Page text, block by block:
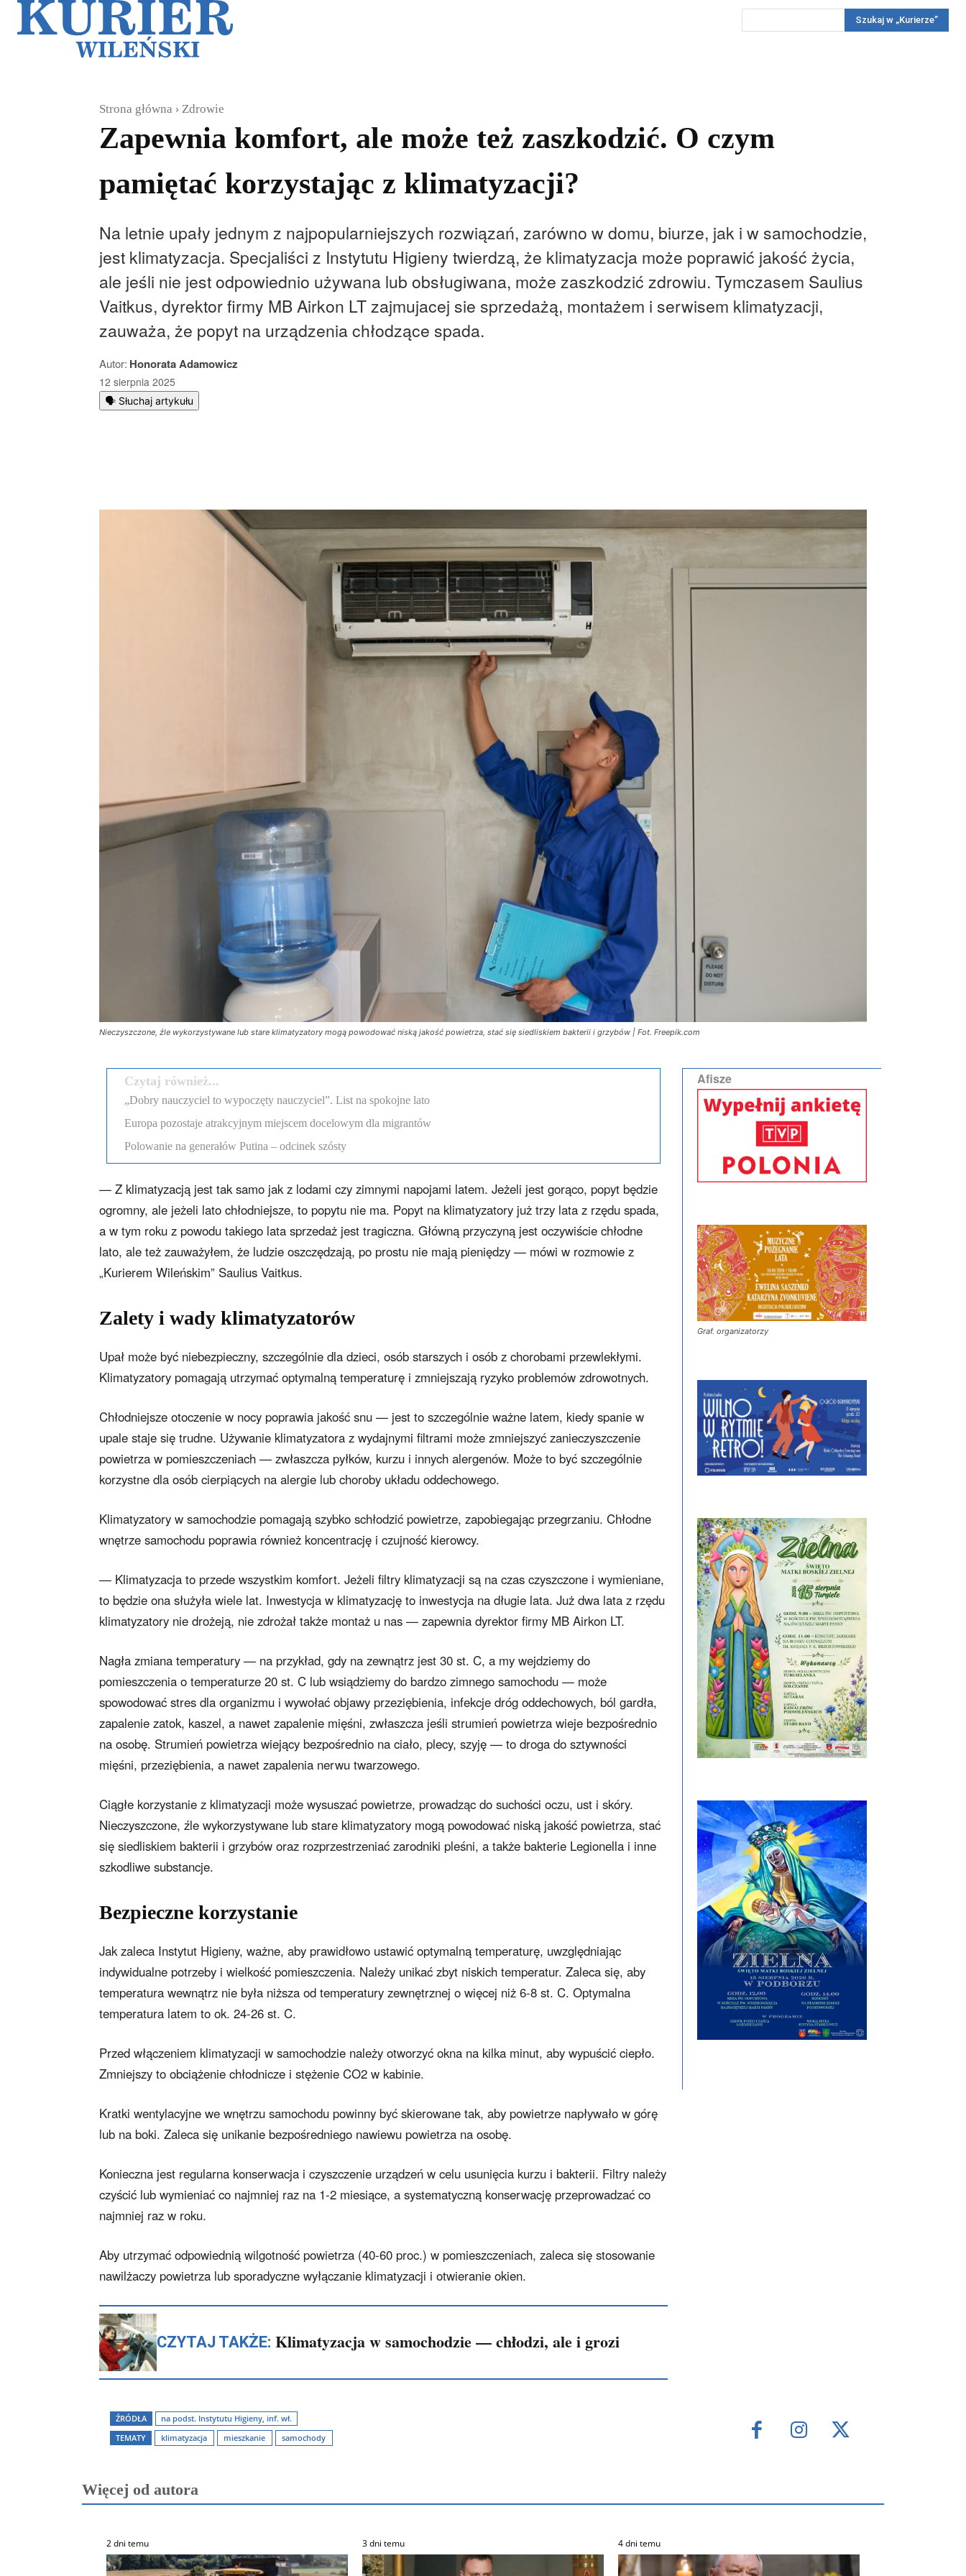
Reportaż KonkursyWięcej
Szukaj w „Kurierze”
Strona główna Zdrowie
Zapewnia komfort, ale może też zaszkodzić. O czym
pamiętać korzystając z klimatyzacji?
Na letnie upały jednym z najpopularniejszych rozwiązań, zarówno w domu, biurze, jak i w samochodzie,
jest klimatyzacja. Specjaliści z Instytutu Higieny twierdzą, że klimatyzacja może poprawić jakość życia,
ale jeśli nie jest odpowiednio używana lub obsługiwana, może zaszkodzić zdrowiu. Tymczasem Saulius
Vaitkus, dyrektor firmy MB Airkon LT zajmujacej sie sprzedażą, montażem i serwisem klimatyzacji,
zauważa, że popyt na urządzenia chłodzące spada.
Autor: Honorata Adamowicz
12 sierpnia 2025
🗣️ Słuchaj artykułu
Nieczyszczone, źle wykorzystywane lub stare klimatyzatory mogą powodować niską jakość powietrza, stać się siedliskiem bakterii i grzybów | Fot. Freepik.com
Czytaj również...
„Dobry nauczyciel to wypoczęty nauczyciel”. List na spokojne lato
Europa pozostaje atrakcyjnym miejscem docelowym dla migrantów
Polowanie na generałów Putina – odcinek szósty
— Z klimatyzacją jest tak samo jak z lodami czy zimnymi napojami latem. Jeżeli jest gorąco, popyt będzie
ogromny, ale jeżeli lato chłodniejsze, to popytu nie ma. Popyt na klimatyzatory już trzy lata z rzędu spada,
a w tym roku z powodu takiego lata sprzedaż jest tragiczna. Główną przyczyną jest oczywiście chłodne
lato, ale też zauważyłem, że ludzie oszczędzają, po prostu nie mają pieniędzy — mówi w rozmowie z
„Kurierem Wileńskim” Saulius Vaitkus.
Zalety i wady klimatyzatorów
Upał może być niebezpieczny, szczególnie dla dzieci, osób starszych i osób z chorobami przewlekłymi.
Klimatyzatory pomagają utrzymać optymalną temperaturę i zmniejszają ryzyko problemów zdrowotnych.
Chłodniejsze otoczenie w nocy poprawia jakość snu — jest to szczególnie ważne latem, kiedy spanie w
upale staje się trudne. Używanie klimatyzatora z wydajnymi filtrami może zmniejszyć zanieczyszczenie
powietrza w pomieszczeniach — zwłaszcza pyłków, kurzu i innych alergenów. Może to być szczególnie
korzystne dla osób cierpiących na alergie lub choroby układu oddechowego.
Klimatyzatory w samochodzie pomagają szybko schłodzić powietrze, zapobiegając przegrzaniu. Chłodne
wnętrze samochodu poprawia również koncentrację i czujność kierowcy.
— Klimatyzacja to przede wszystkim komfort. Jeżeli filtry klimatyzacji są na czas czyszczone i wymieniane,
to będzie ona służyła wiele lat. Inwestycja w klimatyzację to inwestycja na długie lata. Już dwa lata z rzędu
klimatyzatory nie drożeją, nie zdrożał także montaż u nas — zapewnia dyrektor firmy MB Airkon LT.
Nagła zmiana temperatury — na przykład, gdy na zewnątrz jest 30 st. C, a my wejdziemy do
pomieszczenia o temperaturze 20 st. C lub wsiądziemy do bardzo zimnego samochodu — może
spowodować stres dla organizmu i wywołać objawy przeziębienia, infekcje dróg oddechowych, ból gardła,
zapalenie zatok, kaszel, a nawet zapalenie mięśni, zwłaszcza jeśli strumień powietrza wieje bezpośrednio
na osobę. Strumień powietrza wiejący bezpośrednio na ciało, plecy, szyję — to droga do sztywności
mięśni, przeziębienia, a nawet zapalenia nerwu twarzowego.
Ciągłe korzystanie z klimatyzacji może wysuszać powietrze, prowadząc do suchości oczu, ust i skóry.
Nieczyszczone, źle wykorzystywane lub stare klimatyzatory mogą powodować niską jakość powietrza, stać
się siedliskiem bakterii i grzybów oraz rozprzestrzeniać zarodniki pleśni, a także bakterie Legionella i inne
szkodliwe substancje.
Bezpieczne korzystanie
Jak zaleca Instytut Higieny, ważne, aby prawidłowo ustawić optymalną temperaturę, uwzględniając
indywidualne potrzeby i wielkość pomieszczenia. Należy unikać zbyt niskich temperatur. Zaleca się, aby
temperatura wewnątrz nie była niższa od temperatury zewnętrznej o więcej niż 6-8 st. C. Optymalna
temperatura latem to ok. 24-26 st. C.
Przed włączeniem klimatyzacji w samochodzie należy otworzyć okna na kilka minut, aby wypuścić ciepło.
Zmniejszy to obciążenie chłodnicze i stężenie CO2 w kabinie.
Kratki wentylacyjne we wnętrzu samochodu powinny być skierowane tak, aby powietrze napływało w górę
lub na boki. Zaleca się unikanie bezpośredniego nawiewu powietrza na osobę.
Konieczna jest regularna konserwacja i czyszczenie urządzeń w celu usunięcia kurzu i bakterii. Filtry należy
czyścić lub wymieniać co najmniej raz na 1-2 miesiące, a systematyczną konserwację przeprowadzać co
najmniej raz w roku.
Aby utrzymać odpowiednią wilgotność powietrza (40-60 proc.) w pomieszczeniach, zaleca się stosowanie
nawilżaczy powietrza lub sporadyczne wyłączanie klimatyzacji i otwieranie okien.
CZYTAJ TAKŻE: Klimatyzacja w samochodzie — chłodzi, ale i grozi
Afisze
Graf. organizatorzy
ŹRÓDŁA
na podst. Instytutu Higieny, inf. wł.
TEMATY
klimatyzacja mieszkanie samochody
Więcej od autora
2 dni temu 3 dni temu 4 dni temu